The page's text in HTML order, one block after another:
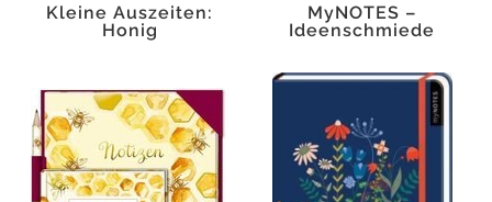
Kleine Auszeiten:
Honig
MyNOTES –
Ideenschmiede